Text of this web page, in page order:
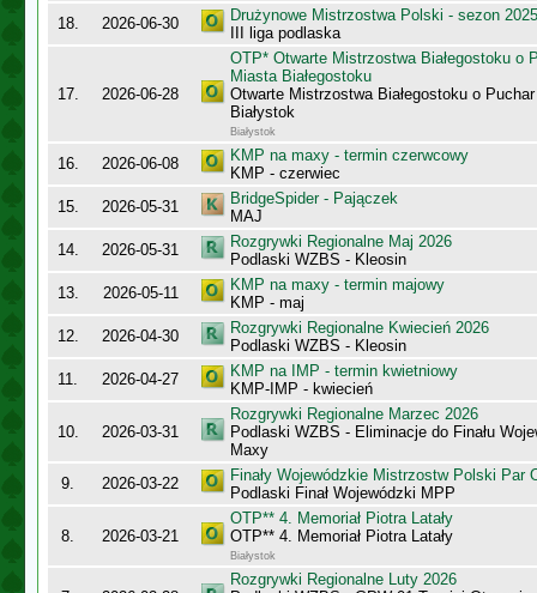
18.
2026-06-30
Drużynowe Mistrzostwa Polski - sezon
III liga podlaska
17. 2026-06-28
OTP* Otwarte Mistrzostwa Białegostoku o
Miasta Białegostoku
Otwarte Mistrzostwa Białegostoku o
Białystok
Białystok
16. 2026-06-08
KMP na maxy - termin czerwcowy
KMP - czerwiec
15.
2026-05-31
BridgeSpider - Pajączek
MAJ
14.
2026-05-31
Rozgrywki Regionalne Maj 2026
Podlaski WZBS - Kleosin
13.
2026-05-11
KMP na maxy - termin majowy
KMP - maj
12.
2026-04-30
Rozgrywki Regionalne Kwiecień 2026
Podlaski WZBS - Kleosin
11.
2026-04-27
KMP na IMP - termin kwietniowy
KMP-IMP - kwiecień
10. 2026-03-31
Rozgrywki Regionalne Marzec 2026
Podlaski WZBS - Eliminacje do Finału
Maxy
9.
2026-03-22
Finały Wojewódzkie Mistrzostw Polski Par
Podlaski Finał Wojewódzki MPP
8. 2026-03-21
OTP** 4. Memoriał Piotra Latały
OTP** 4. Memoriał Piotra Latały
Białystok
Rozgrywki Regionalne Luty 2026